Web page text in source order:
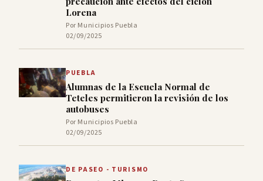
Lorena
Por Municipios Puebla
02/09/2025
PUEBLA
Alumnas de la Escuela Normal de
Teteles permitieron la revisión de los
autobuses
Por Municipios Puebla
02/09/2025
DE PASEO - TURISMO